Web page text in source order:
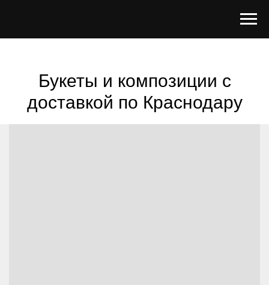
Букеты и композиции с
доставкой по Краснодару